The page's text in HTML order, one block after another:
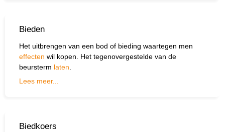
Bieden
Het uitbrengen van een bod of bieding waartegen men
effecten wil kopen. Het tegenovergestelde van de
beursterm laten
Lees meer...
Biedkoers